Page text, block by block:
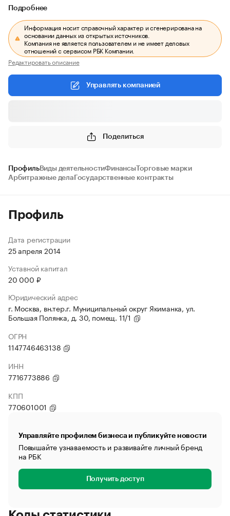
Подробнее
Информация носит справочный характер и сгенерирована на
основании данных из открытых источников.
Компания не является пользователем и не имеет деловых
отношений с сервисом РБК Компании.
Редактировать описание
Управлять компанией
Поделиться
ПрофильВиды деятельностиФинансыТорговые марки
Арбитражные дела Государственные контракты
Профиль
Дата регистрации
25 апреля 2014
Уставной капитал
20 000 ₽
Юридический адрес
г. Москва, вн.тер.г. Муниципальный округ Якиманка, ул.
Большая Полянка, д. 30, помещ. 11/1
ОГРН
1147746463138
ИНН
7716773886
КПП
770601001
Управляйте профилем бизнеса и публикуйте новости
Повышайте узнаваемость и развивайте личный бренд
на РБК
Получить доступ